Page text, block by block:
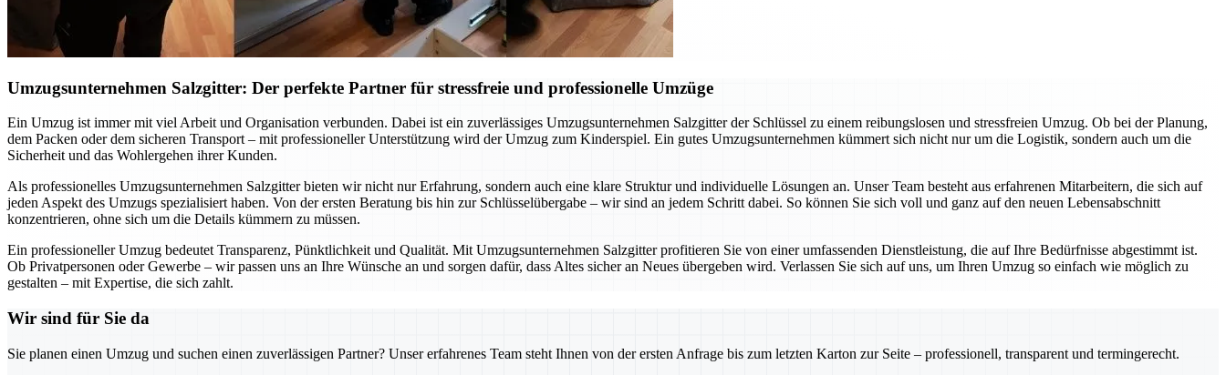
Umzugsunternehmen Salzgitter: Der perfekte Partner für stressfreie und professionelle Umzüge
Ein Umzug ist immer mit viel Arbeit und Organisation verbunden. Dabei ist ein zuverlässiges Umzugsunternehmen Salzgitter der Schlüssel zu einem reibungslosen und stressfreien Umzug. Ob bei der Planung,
dem Packen oder dem sicheren Transport – mit professioneller Unterstützung wird der Umzug zum Kinderspiel. Ein gutes Umzugsunternehmen kümmert sich nicht nur um die Logistik, sondern auch um die
Sicherheit und das Wohlergehen ihrer Kunden.
Als professionelles Umzugsunternehmen Salzgitter bieten wir nicht nur Erfahrung, sondern auch eine klare Struktur und individuelle Lösungen an. Unser Team besteht aus erfahrenen Mitarbeitern, die sich auf
jeden Aspekt des Umzugs spezialisiert haben. Von der ersten Beratung bis hin zur Schlüsselübergabe – wir sind an jedem Schritt dabei. So können Sie sich voll und ganz auf den neuen Lebensabschnitt
konzentrieren, ohne sich um die Details kümmern zu müssen.
Ein professioneller Umzug bedeutet Transparenz, Pünktlichkeit und Qualität. Mit Umzugsunternehmen Salzgitter profitieren Sie von einer umfassenden Dienstleistung, die auf Ihre Bedürfnisse abgestimmt ist.
Ob Privatpersonen oder Gewerbe – wir passen uns an Ihre Wünsche an und sorgen dafür, dass Altes sicher an Neues übergeben wird. Verlassen Sie sich auf uns, um Ihren Umzug so einfach wie möglich zu
gestalten – mit Expertise, die sich zahlt.
Wir sind für Sie da
Sie planen einen Umzug und suchen einen zuverlässigen Partner? Unser erfahrenes Team steht Ihnen von der ersten Anfrage bis zum letzten Karton zur Seite – professionell, transparent und termingerecht.